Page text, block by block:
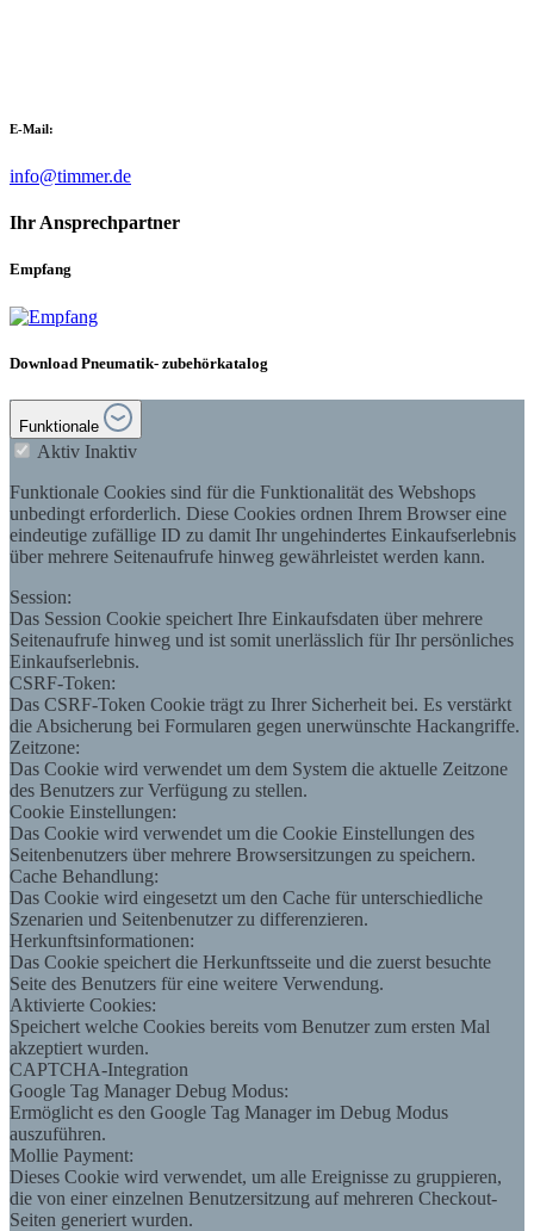
E-Mail:
info@timmer.de
Ihr Ansprechpartner
Empfang
Download Pneumatik- zubehörkatalog
Funktionale
Aktiv Inaktiv
Funktionale Cookies sind für die Funktionalität des Webshops
unbedingt erforderlich. Diese Cookies ordnen Ihrem Browser eine
eindeutige zufällige ID zu damit Ihr ungehindertes Einkaufserlebnis
über mehrere Seitenaufrufe hinweg gewährleistet werden kann.
Session:
Das Session Cookie speichert Ihre Einkaufsdaten über mehrere
Seitenaufrufe hinweg und ist somit unerlässlich für Ihr persönliches
Einkaufserlebnis.
CSRF-Token:
Das CSRF-Token Cookie trägt zu Ihrer Sicherheit bei. Es verstärkt
die Absicherung bei Formularen gegen unerwünschte Hackangriffe.
Zeitzone:
Das Cookie wird verwendet um dem System die aktuelle Zeitzone
des Benutzers zur Verfügung zu stellen.
Cookie Einstellungen:
Das Cookie wird verwendet um die Cookie Einstellungen des
Seitenbenutzers über mehrere Browsersitzungen zu speichern.
Cache Behandlung:
Das Cookie wird eingesetzt um den Cache für unterschiedliche
Szenarien und Seitenbenutzer zu differenzieren.
Herkunftsinformationen:
Das Cookie speichert die Herkunftsseite und die zuerst besuchte
Seite des Benutzers für eine weitere Verwendung.
Aktivierte Cookies:
Speichert welche Cookies bereits vom Benutzer zum ersten Mal
akzeptiert wurden.
CAPTCHA-Integration
Google Tag Manager Debug Modus:
Ermöglicht es den Google Tag Manager im Debug Modus
auszuführen.
Mollie Payment:
Dieses Cookie wird verwendet, um alle Ereignisse zu gruppieren,
die von einer einzelnen Benutzersitzung auf mehreren Checkout-
Seiten generiert wurden.